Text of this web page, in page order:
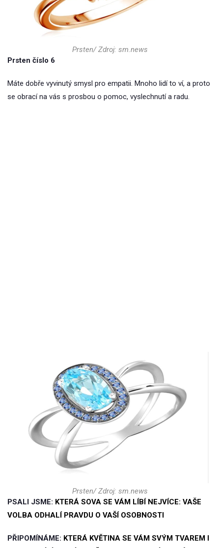
Prsten/ Zdroj: sm.news
Prsten číslo 6
Máte dobře vyvinutý smysl pro empatii. Mnoho lidí to ví, a proto
se obrací na vás s prosbou o pomoc, vyslechnutí a radu.
Prsten/ Zdroj: sm.news
PSALI JSME: KTERÁ SOVA SE VÁM LÍBÍ NEJVÍCE: VAŠE
VOLBA ODHALÍ PRAVDU O VAŠÍ OSOBNOSTI
PŘIPOMÍNÁME: KTERÁ KVĚTINA SE VÁM SVÝM TVAREM I